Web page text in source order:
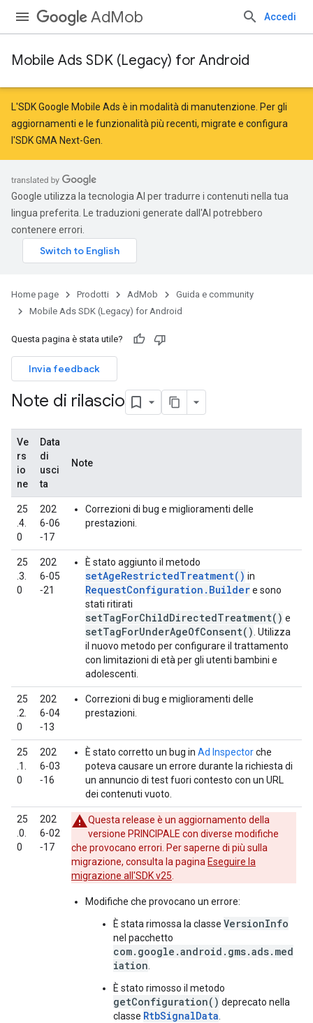
AdMob Accedi
Mobile Ads SDK (Legacy) for Android
L'SDK Google Mobile Ads è in modalità di manutenzione. Per gli
aggiornamenti e le funzionalità più recenti, migrate e configura
l'SDK GMA Next-Gen
Google utilizza la tecnologia AI per tradurre i contenuti nella tua
lingua preferita. Le traduzioni generate dall'AI potrebbero
contenere errori.
Home page Prodotti AdMob
Guida e community
Mobile Ads SDK (Legacy) for Android
Questa pagina è stata utile?
Invia feedback
Note di rilascio
Ve
rs
io
ne
Data
di
usci
ta
Note
25
.4.
0
202
6‑06
‑17
Correzioni di bug e miglioramenti delle
prestazioni.
25
.3.
0
202
6‑05
‑21
È stato aggiunto il metodo
setAgeRestrictedTreatment() in
RequestConfiguration.Buildere sono
stati ritirati
setTagForChildDirectedTreatment() e
setTagForUnderAgeOfConsent() . Utilizza
il nuovo metodo per configurare il trattamento
con limitazioni di età per gli utenti bambini e
adolescenti.
25
.2.
0
202
6‑04
‑13
Correzioni di bug e miglioramenti delle
prestazioni.
25
.1.
0
202
6‑03
‑16
È stato corretto un bug in Ad Inspectorche
poteva causare un errore durante la richiesta di
un annuncio di test fuori contesto con un URL
dei contenuti vuoto.
25
.0.
0
202
6‑02
‑17
Questa release è un aggiornamento della
versione PRINCIPALE con diverse modifiche
che provocano errori. Per saperne di più sulla
migrazione, consulta la pagina Eseguire la
migrazione all'SDK v25
Modifiche che provocano un errore:
È stata rimossa la classe VersionInfo
nel pacchetto
com.google.android.gms.ads.med
iation
È stato rimosso il metodo
getConfiguration() deprecato nella
classe RtbSignalData